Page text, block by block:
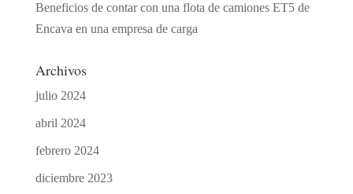
Beneficios de contar con una flota de camiones ET5 de
Encava en una empresa de carga
Archivos
julio 2024
abril 2024
febrero 2024
diciembre 2023